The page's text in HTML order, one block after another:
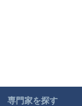
専門家を探す